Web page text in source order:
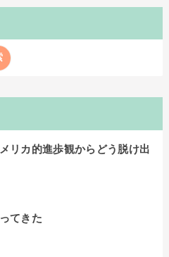
リカ的進歩観からどう脱け出
てきた